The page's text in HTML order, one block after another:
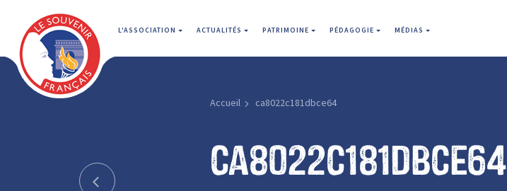
L'ASSOCIATION ACTUALITÉS PATRIMOINE PÉDAGOGIE MÉDIAS
Accueil ca8022c181dbce64
ca8022c181dbce64